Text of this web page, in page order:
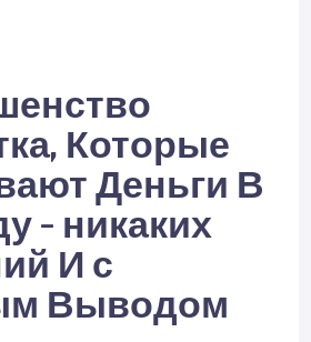
Которые
Деньги В
– никаких
И с
Выводом